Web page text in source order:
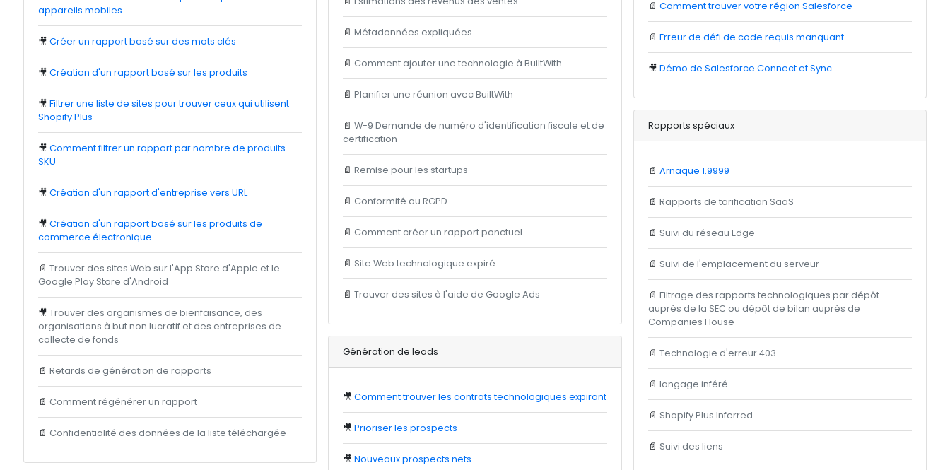
appareils mobiles
🎥 Créer un rapport basé sur des mots clés
🎥 Création d'un rapport basé sur les produits
🎥 Filtrer une liste de sites pour trouver ceux qui utilisent
Shopify Plus
🎥 Comment filtrer un rapport par nombre de produits
SKU
🎥 Création d'un rapport d'entreprise vers URL
🎥 Création d'un rapport basé sur les produits de
commerce électronique
📄 Trouver des sites Web sur l'App Store d'Apple et le
Google Play Store d'Android
🎥 Trouver des organismes de bienfaisance, des
organisations à but non lucratif et des entreprises de
collecte de fonds
📄 Retards de génération de rapports
📄 Comment régénérer un rapport
📄 Confidentialité des données de la liste téléchargée
📄Métadonnées expliquées
📄 Comment ajouter une technologie à BuiltWith
📄Planifier une réunion avec BuiltWith
📄W-9 Demande de numéro d'identification fiscale et de
certification
📄Remise pour les startups
📄 Conformité au RGPD
📄 Comment créer un rapport ponctuel
📄 Site Web technologique expiré
📄Trouver des sites à l'aide de Google Ads
Génération de leads
🎥Comment trouver les contrats technologiques expirant
🎥Prioriser les prospects
🎥Nouveaux prospects nets
📄 Comment trouver votre région Salesforce
📄 Erreur de défi de code requis manquant
🎥 Démo de Salesforce Connect et Sync
Rapports spéciaux
📄 Arnaque 1.9999
📄 Rapports de tarification SaaS
📄 Suivi du réseau Edge
📄 Suivi de l'emplacement du serveur
📄 Filtrage des rapports technologiques par dépôt
auprès de la SEC ou dépôt de bilan auprès de
Companies House
📄 Technologie d'erreur 403
📄 langage inféré
📄 Shopify Plus Inferred
📄 Suivi des liens